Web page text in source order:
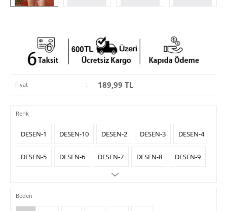
Fiyat : 189,99 TL
Renk
DESEN-1 DESEN-10 DESEN-2 DESEN-3 DESEN-4
DESEN-5 DESEN-6 DESEN-7 DESEN-8 DESEN-9
Beden